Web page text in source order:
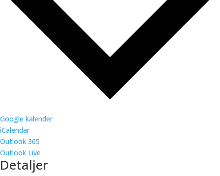
Google kalender
iCalendar
Outlook 365
Outlook Live
Detaljer